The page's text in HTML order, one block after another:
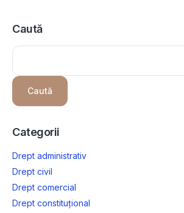
Caută
Caută
Categorii
Drept administrativ
Drept civil
Drept comercial
Drept constituțional